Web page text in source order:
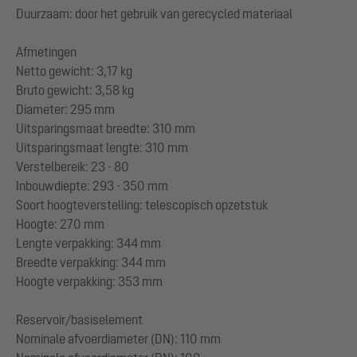
Duurzaam: door het gebruik van gerecycled materiaal
Afmetingen
Netto gewicht: 3,17 kg
Bruto gewicht: 3,58 kg
Diameter: 295 mm
Uitsparingsmaat breedte: 310 mm
Uitsparingsmaat lengte: 310 mm
Verstelbereik: 23 - 80
Inbouwdiepte: 293 - 350 mm
Soort hoogteverstelling: telescopisch opzetstuk
Hoogte: 270 mm
Lengte verpakking: 344 mm
Breedte verpakking: 344 mm
Hoogte verpakking: 353 mm
Reservoir/basiselement
Nominale afvoerdiameter (DN): 110 mm